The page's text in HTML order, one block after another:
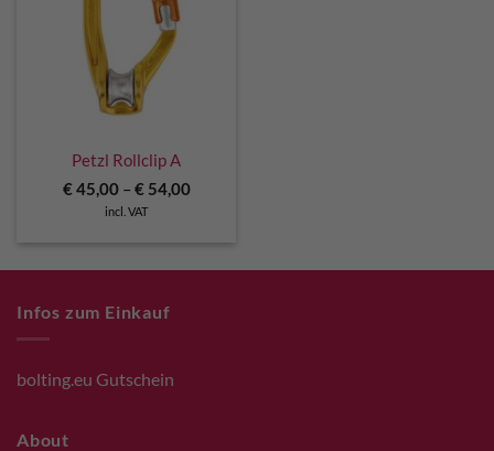
Petzl Rollclip A
€45,00– €54,00
incl. VAT
Infos zum Einkauf
bolting.eu Gutschein
About